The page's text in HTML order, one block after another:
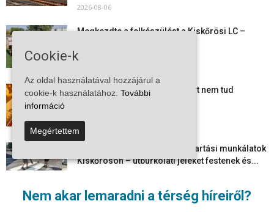
Nem akar lemaradni a térség híreiről?
2026-08-06
Megkezdte a felkészülést a Kiskőrösi LC –
2026-08-06
Mi történik Európa felett? Ezért nem tud
Folyamatosak a nyári karbantartási munkálatok
Kiskőrösön – útburkolati jeleket festenek és...
Cookie-k
Az oldal használatával hozzájárul a
cookie-k használatához. További
információ
Megértettem